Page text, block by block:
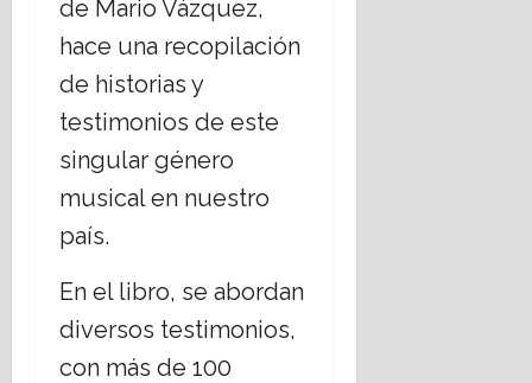
de Mario Vázquez,
hace una recopilación
de historias y
testimonios de este
singular género
musical en nuestro
país.
En el libro, se abordan
diversos testimonios,
con más de 100